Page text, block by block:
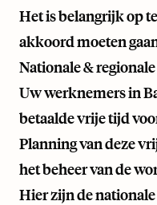
Het is belangrijk op
akkoord moeten
Nationale &
Uw werknemers in
betaalde vrije tijd
Planning van deze
het beheer van de
Hier zijn de